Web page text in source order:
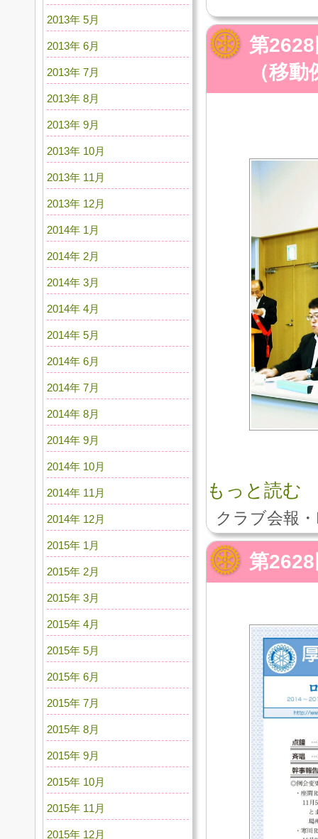
第
（移
もっと読む
クラブ会報
第
2013年 5月
2013年 6月
2013年 7月
2013年 8月
2013年 9月
2013年 10月
2013年 11月
2013年 12月
2014年 1月
2014年 2月
2014年 3月
2014年 4月
2014年 5月
2014年 6月
2014年 7月
2014年 8月
2014年 9月
2014年 10月
2014年 11月
2014年 12月
2015年 1月
2015年 2月
2015年 3月
2015年 4月
2015年 5月
2015年 6月
2015年 7月
2015年 8月
2015年 9月
2015年 10月
2015年 11月
2015年 12月